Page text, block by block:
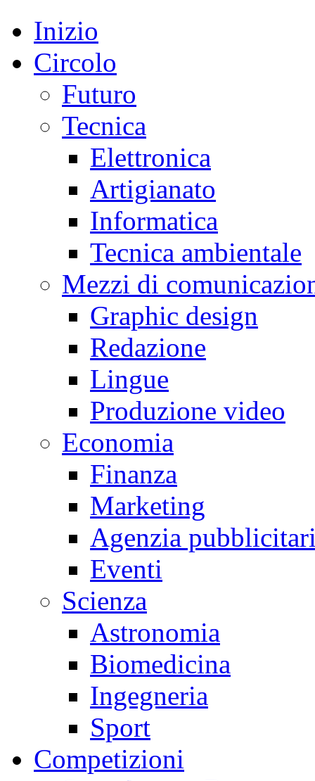
Inizio
Circolo
Futuro
Tecnica
Elettronica
Artigianato
Informatica
Tecnica ambientale
Mezzi di
Graphic design
Redazione
Lingue
Produzione video
Economia
Finanza
Marketing
Agenzia
Eventi
Scienza
Astronomia
Biomedicina
Ingegneria
Sport
Competizioni